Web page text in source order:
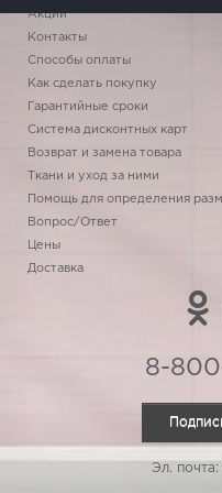
Акции
Контакты
Способы оплаты
Как сделать покупку
Гарантийные сроки
Система дисконтных карт
Возврат и замена товара
Ткани и уход за ними
Помощь для определения
Вопрос/Ответ
Цены
Доставка
8-
Эл.